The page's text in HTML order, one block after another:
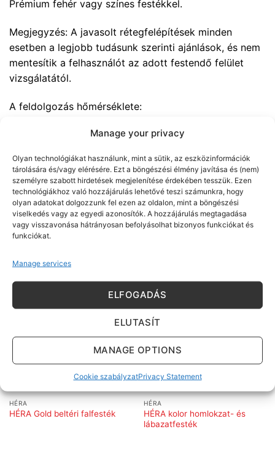
Manage your privacy
Olyan technológiákat használunk, mint a sütik, az eszközinformációk
tárolására és/vagy elérésére. Ezt a böngészési élmény javítása és (nem)
személyre szabott hirdetések megjelenítése érdekében tesszük. Ezen
technológiákhoz való hozzájárulás lehetővé teszi számunkra, hogy
olyan adatokat dolgozzunk fel ezen az oldalon, mint a böngészési
viselkedés vagy az egyedi azonosítók. A hozzájárulás megtagadása
vagy visszavonása hátrányosan befolyásolhat bizonyos funkciókat és
funkciókat.
Manage services
ELFOGADÁS
ELUTASÍT
MANAGE OPTIONS
Cookie szabályzatPrivacy Statement
Prémium fehér vagy színes festékkel.
Megjegyzés: A javasolt rétegfelépítések minden
esetben a legjobb tudásunk szerinti ajánlások, és nem
mentesítik a felhasználót az adott festendő felület
vizsgálatától.
A feldolgozás hőmérséklete:
Ne alkalmazzuk a terméket +5°C alatti hőmérsékleten,
hőmérsékletére egyaránt értendő.
A terméket +5℃ és + 30 ℃ közötti fedett raktárban
kell tárolni. Tűző naptól, fagytól védeni kell.
HÉRA
HÉRA Gold beltéri falfesték
HÉRA
HÉRA kolor homlokzat- és
lábazatfesték